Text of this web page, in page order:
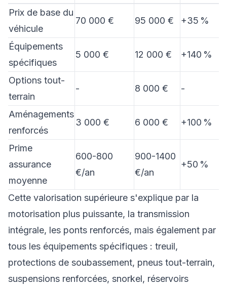
Prix de base du
véhicule
70 000 € 95 000 € +35 %
Équipements
spécifiques
5 000 € 12 000 € +140 %
Options tout-
terrain
- 8 000 € -
Aménagements
renforcés
3 000 € 6 000 € +100 %
Prime
assurance
moyenne
600-800
€/an
900-1400
€/an
+50 %
Cette valorisation supérieure s'explique par la
motorisation plus puissante, la transmission
intégrale, les ponts renforcés, mais également par
tous les équipements spécifiques : treuil,
protections de soubassement, pneus tout-terrain,
suspensions renforcées, snorkel, réservoirs